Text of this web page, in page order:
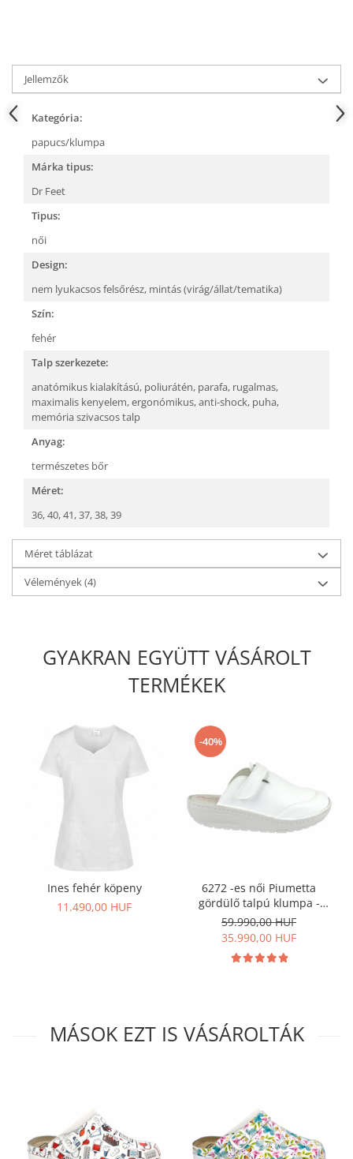
Jellemzők
Kategória:
papucs/klumpa
Márka tipus:
Dr Feet
Tipus:
női
Design:
nem lyukacsos felsőrész, mintás (virág/állat/tematika)
Szín:
fehér
Talp szerkezete:
anatómikus kialakítású, poliurátén, parafa, rugalmas,
maximalis kenyelem,ergonómikus,anti-shock, puha,
memória szivacsos talp
Anyag:
természetes bőr
Méret:
36,40,41,37,38,39
Méret táblázat
Vélemények(4)
GYAKRAN EGYÜTT VÁSÁROLT
TERMÉKEK
Ines fehér köpeny
11.490,00 HUF
-40%
6272 -es női Piumetta
gördülő talpú klumpa -
fehér
59.990,00 HUF
35.990,00 HUF
MÁSOK EZT IS VÁSÁROLTÁK